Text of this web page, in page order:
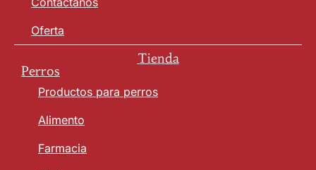
Oferta
Tienda
Perros
Productos para perros
Alimento
Farmacia